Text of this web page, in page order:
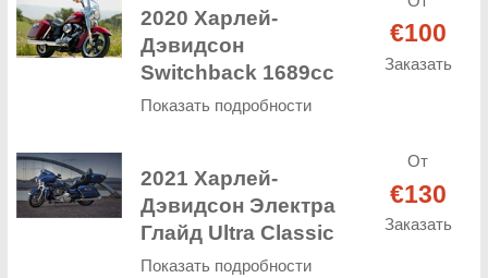
2020 Харлей-
Дэвидсон
Switchback 1689cc
Показать подробности
€100
Заказать
2021 Харлей-
Дэвидсон Электра
Глайд Ultra Classic
Показать подробности
От
€130
Заказать